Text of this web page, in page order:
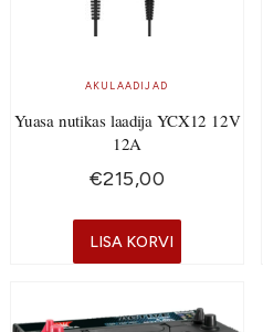
AKULAADIJAD
Yuasa nutikas laadija YCX12 12V
12A
€215,00
LISA KORVI